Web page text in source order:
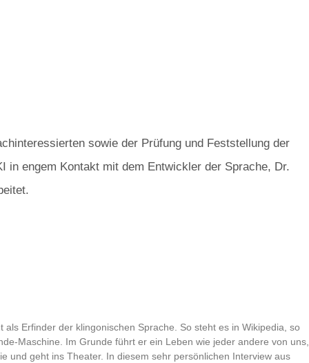
sowie der Prüfung und Feststellung der
engem Kontakt mit dem Entwickler der Sprache, Dr.
Erfinder der klingonischen Sprache. So steht es in Wikipedia, so
Maschine. Im Grunde führt er ein Leben wie jeder andere von uns,
und geht ins Theater. In diesem sehr persönlichen Interview aus